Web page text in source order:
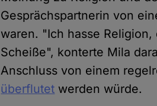
Gesprächspartnerin von
waren. "Ich hasse
Scheiße", konterte Mila
Anschluss von einem
überflutet werden würde.